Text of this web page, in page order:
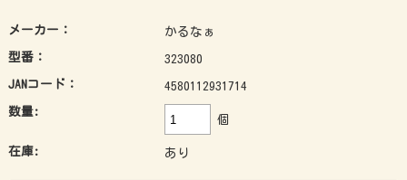
メーカー：
かるなぁ
型番：
323080
JANコード：
4580112931714
数量:
個
在庫: あり